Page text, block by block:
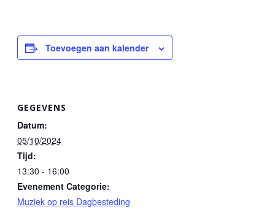
Toevoegen aan kalender
GEGEVENS
Datum:
05/10/2024
Tijd:
13:30 - 16:00
Evenement Categorie:
Muziek op reis Dagbesteding